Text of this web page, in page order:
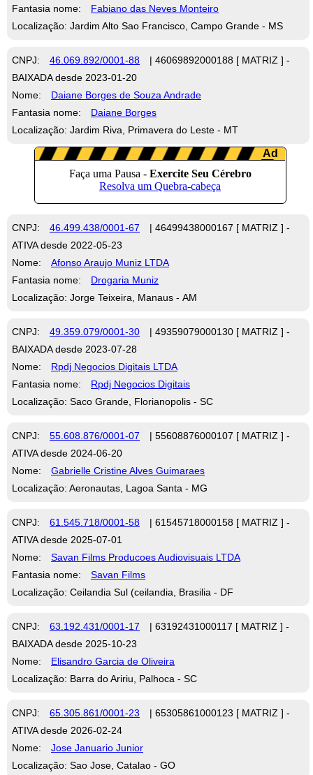
Fantasia nome:
Fabiano das Neves Monteiro
Localização: Jardim Alto Sao Francisco, Campo Grande - MS
CNPJ: 46.069.892/0001-88
| 46069892000188 [ MATRIZ ] -
BAIXADA desde 2023-01-20
Nome:
Daiane Borges de Souza Andrade
Fantasia nome:
Daiane Borges
Localização: Jardim Riva, Primavera do Leste - MT
CNPJ: 46.499.438/0001-67
| 46499438000167 [ MATRIZ ] -
ATIVA desde 2022-05-23
Nome:
Afonso Araujo Muniz LTDA
Fantasia nome:
Drogaria Muniz
Localização: Jorge Teixeira, Manaus - AM
CNPJ: 49.359.079/0001-30
| 49359079000130 [ MATRIZ ] -
BAIXADA desde 2023-07-28
Nome:
Rpdj Negocios Digitais LTDA
Fantasia nome:
Rpdj Negocios Digitais
Localização: Saco Grande, Florianopolis - SC
CNPJ: 55.608.876/0001-07
| 55608876000107 [ MATRIZ ] -
ATIVA desde 2024-06-20
Nome:
Gabrielle Cristine Alves Guimaraes
Localização: Aeronautas, Lagoa Santa - MG
CNPJ: 61.545.718/0001-58
| 61545718000158 [ MATRIZ ] -
ATIVA desde 2025-07-01
Nome:
Savan Films Producoes Audiovisuais LTDA
Fantasia nome:
Savan Films
Localização: Ceilandia Sul (ceilandia, Brasilia - DF
CNPJ: 63.192.431/0001-17
| 63192431000117 [ MATRIZ ] -
BAIXADA desde 2025-10-23
Nome:
Elisandro Garcia de Oliveira
Localização: Barra do Aririu, Palhoca - SC
CNPJ: 65.305.861/0001-23
| 65305861000123 [ MATRIZ ] -
ATIVA desde 2026-02-24
Nome:
Jose Januario Junior
Localização: Sao Jose, Catalao - GO